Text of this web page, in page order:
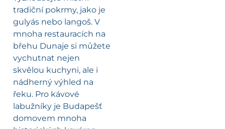
tradiční pokrmy, jako je
gulyás nebo langoš. V
mnoha restauracích na
břehu Dunaje si můžete
vychutnat nejen
skvělou kuchyni, ale i
nádherný výhled na
řeku. Pro kávové
labužníky je Budapešť
domovem mnoha